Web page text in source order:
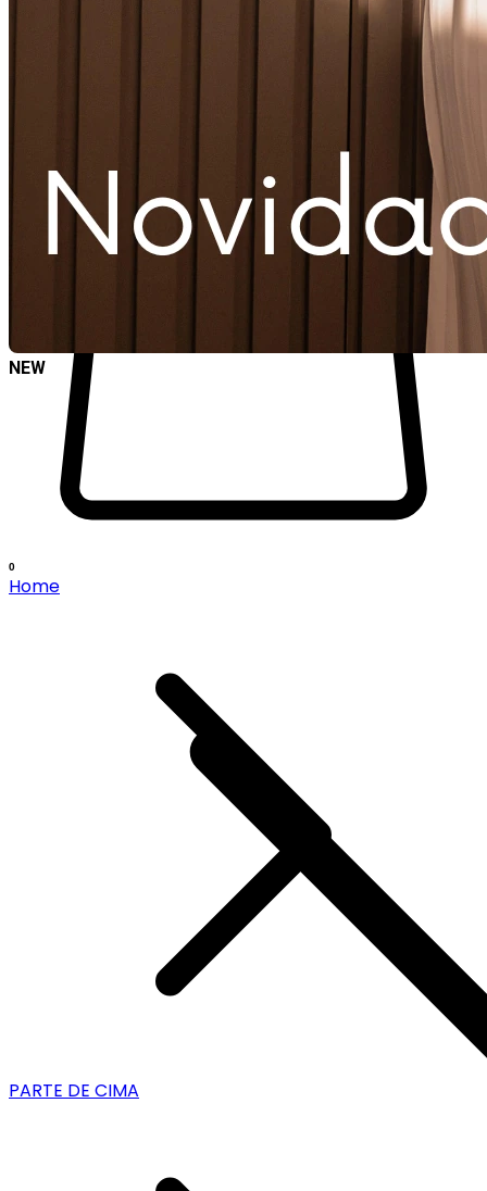
NEW
0
Home
PARTE DE CIMA